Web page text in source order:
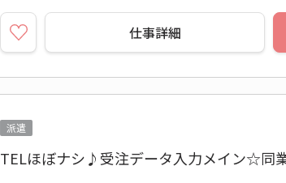
仕事詳細
派遣
TELほぼナシ♪受注データ入力メイン☆同